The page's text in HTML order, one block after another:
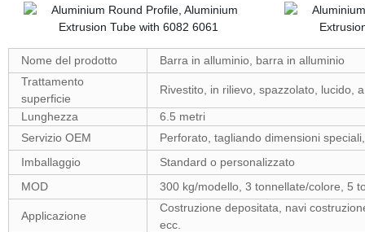
Nome del prodotto
Barra in alluminio, barra in alluminio
Trattamento
superficie
Rivestito, in rilievo, spazzolato, lucido,
Lunghezza
6.5 metri
Servizio OEM
Perforato, tagliando dimensioni
Imballaggio
Standard o personalizzato
MOD
300 kg/modello, 3 tonnellate/colore, 5
Applicazione
Costruzione depositata, navi
ecc.